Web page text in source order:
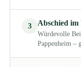
3 Abschied im
Würdevolle
Pappenheim –